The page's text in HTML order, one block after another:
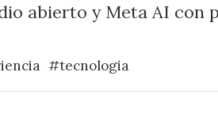
abierto y Meta AI con
#tecnologia